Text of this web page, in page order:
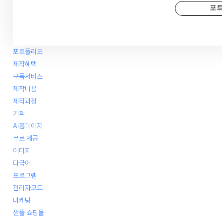
포
포트폴리오
제작혜택
구독서비스
제작비용
제작과정
기획
AI홈페이지
무료 제공
이미지
다국어
프로그램
관리자모드
마케팅
샘플 쇼핑몰